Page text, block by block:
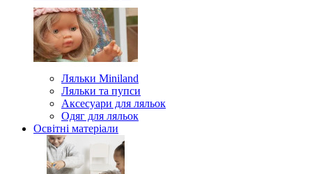
Ляльки Miniland
Ляльки та пупси
Аксесуари для ляльок
Одяг для ляльок
Освітні матеріали